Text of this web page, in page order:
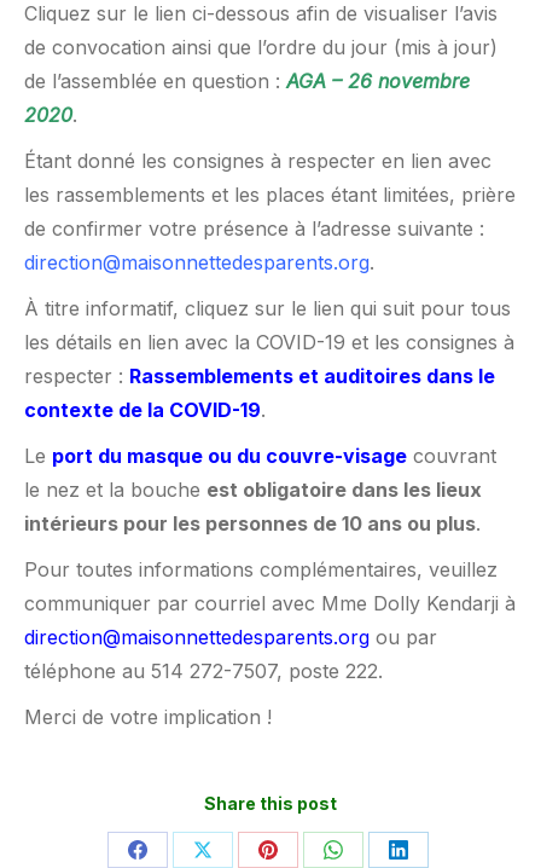
Cliquez sur le lien ci-dessous afin de visualiser l’avis
de convocation ainsi que l’ordre du jour (mis à jour)
de l’assemblée en question :AGA – 26 novembre
2020.
Étant donné les consignes à respecter en lien avec
les rassemblements et les places étant limitées, prière
de confirmer votre présence à l’adresse suivante :
direction@maisonnettedesparents.org.
À titre informatif, cliquez sur le lien qui suit pour tous
les détails en lien avec la COVID-19 et les consignes à
respecter : Rassemblements et auditoires dans le
contexte de la COVID-19.
Le port du masque ou du couvre-visage couvrant
le nez et la bouche est obligatoire dans les lieux
intérieurs pour les personnes de 10 ans ou plus.
Pour toutes informations complémentaires, veuillez
communiquer par courriel avec Mme Dolly Kendarji à
direction@maisonnettedesparents.org ou par
téléphone au 514 272-7507, poste 222.
Merci de votre implication !
Share this post